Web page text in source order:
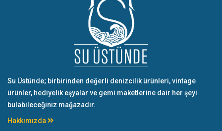
Su Üstünde; birbirinden değerli denizcilik ürünleri, vintage
ürünler, hediyelik eşyalar ve gemi maketlerine dair her şeyi
bulabileceğiniz mağazadır.
Hakkımızda